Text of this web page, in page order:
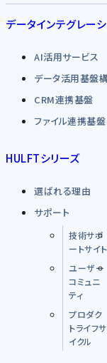
データインテグレー
AI活用サービス
データ活用基盤
CRM連携基盤
ファイル連携基盤
HULFTシリーズ
選ばれる理由
サポート
技術サポ
ートサイト
ユーザー
コミュニ
ティ
プロダク
トライフサ
イクル